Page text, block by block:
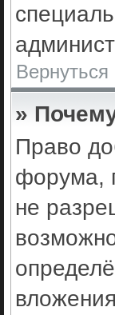
Вернуться
»
Право
форума,
не